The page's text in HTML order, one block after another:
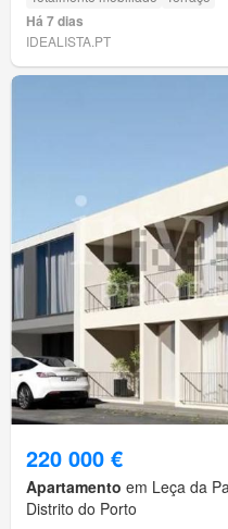
Há 7 dias
IDEALISTA.PT
220 000 €
Apartamento em Leça da
Distrito do Porto